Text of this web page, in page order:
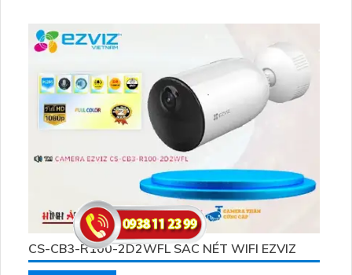
trang bị công nghệ IP Wifi, không bị giảm chất lượng
truyền tải, cho phép xem màu ban đêm
CS-CB3-R100-2D2WFL SẮC NÉT WIFI EZVIZ